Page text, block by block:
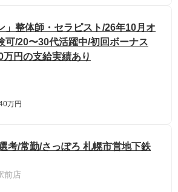
」整体師・セラピスト/26年10月オ
可/20〜30代活躍中/初回ボーナス
円の支給実績あり
万円
考/常勤/さっぽろ 札幌市営地下鉄
前店